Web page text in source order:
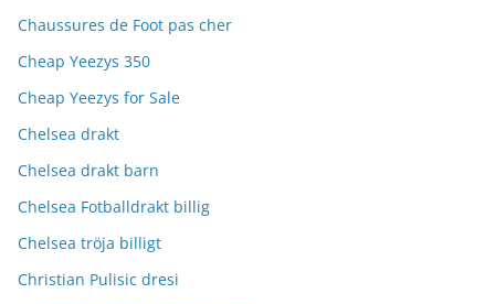
Chaussures de Foot pas cher
Cheap Yeezys 350
Cheap Yeezys for Sale
Chelsea drakt
Chelsea drakt barn
Chelsea Fotballdrakt billig
Chelsea tröja billigt
Christian Pulisic dresi